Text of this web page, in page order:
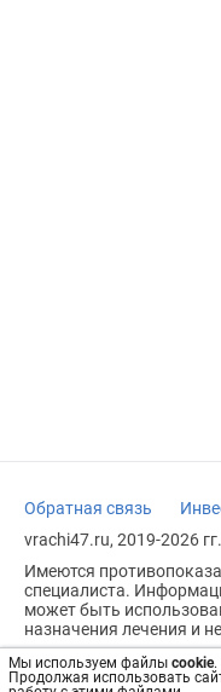
Мы используем файлы cookie.
Продолжая использовать
Обратная связь
vrachi47.ru, 2019-2026 гг.
Имеются
специалиста.
может быть
назначения лечения и
Возрастное